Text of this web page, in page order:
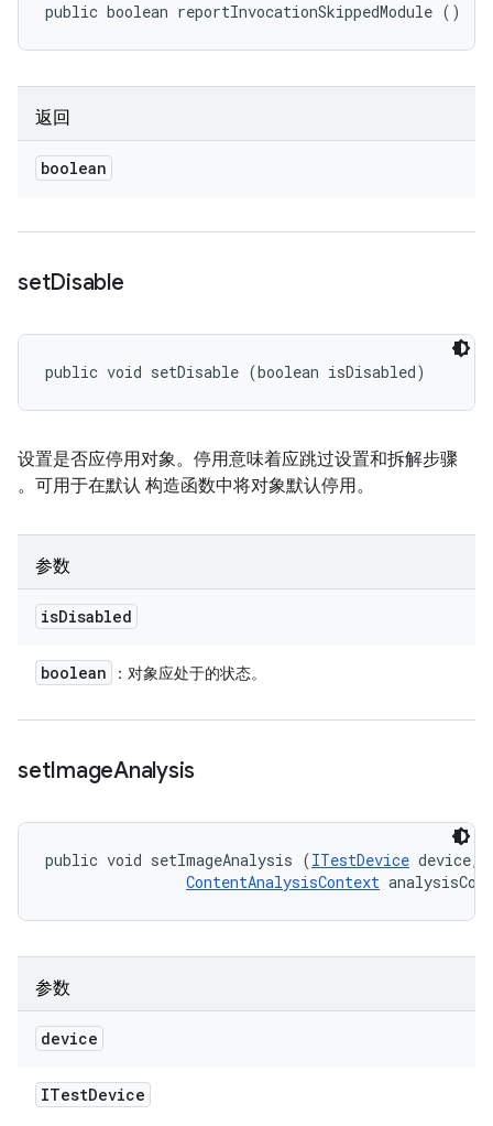
public boolean reportInvocationSkippedModule ()
返回
boolean
setDisable
public void setDisable (boolean isDisabled)
设置是否应停用对象。停用意味着应跳过设置和拆解步骤
。可用于在默认 构造函数中将对象默认停用。
参数
isDisabled
boolean ：对象应处于的状态。
setImageAnalysis
public void setImageAnalysis (ITestDevice device,
ContentAnalysisContext
参数
device
ITestDevice